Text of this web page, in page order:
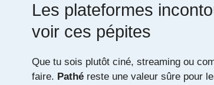
Les plateformes
voir ces pépites
Que tu sois plutôt ciné, streaming ou
faire. Pathé reste une valeur sûre pour